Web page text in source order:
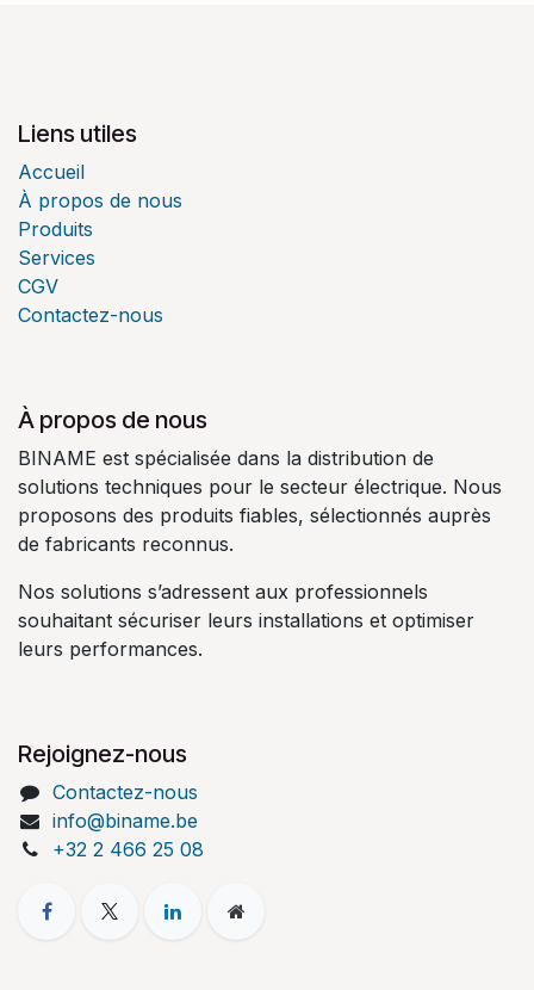
Liens utiles
Accueil
À propos de nous
Produits
Services
CGV
Contactez-nous
À propos de nous
BINAME est spécialisée dans la distribution de
solutions techniques pour le secteur électrique. Nous
proposons des produits fiables, sélectionnés auprès
de fabricants reconnus.
Nos solutions s’adressent aux professionnels
souhaitant sécuriser leurs installations et optimiser
leurs performances.
Rejoignez-nous
Contactez-nous
info@biname.be
+32 2 466 25 08